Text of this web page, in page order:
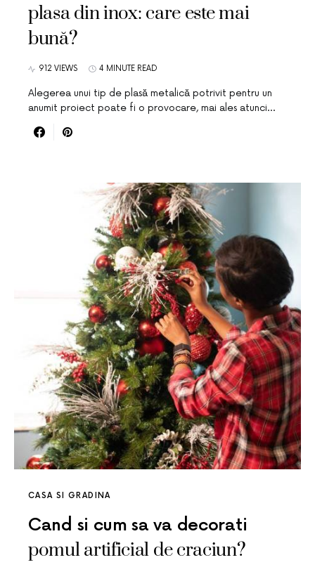
plasa din inox: care este mai
bună?
912 VIEWS 4 MINUTE READ
Alegerea unui tip de plasă metalică potrivit pentru un
anumit proiect poate fi o provocare, mai ales atunci…
CASA SI GRADINA
Cand si cum sa va decorati
pomul artificial de craciun?